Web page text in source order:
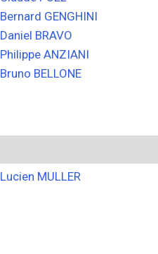
Bernard GENGHINI
Daniel BRAVO
Philippe ANZIANI
Bruno BELLONE
Lucien MULLER